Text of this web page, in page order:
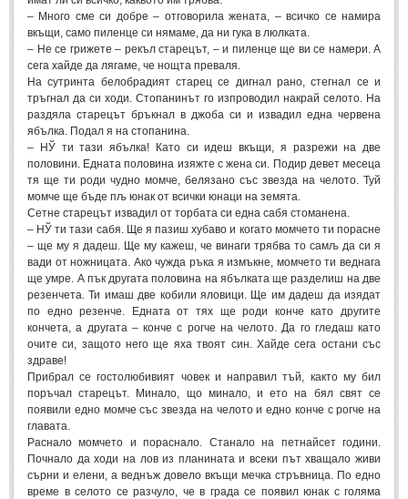
Автори на Басни
ПРИКАЗКИ
Автори на приказки
Приказки на народите
МИТОВЕ И ЛЕГЕНДИ
България
Гърция (1)
Италия
Персия (1)
Япония (1)
ПОЖЕЛАНИЯ
ПОЖЕЛАНИЯ
Рожден ден (4)
– Много сме си добре – отговорила жената, – всичко се намира
вкъщи, само пиленце си нямаме, да ни гука в люлката.
– Не се грижете – рекъл старецът, – и пиленце ще ви се намери. А
сега хайде да лягаме, че нощта преваля.
На сутринта белобрадият старец се дигнал рано, стегнал се и
тръгнал да си ходи. Стопанинът го изпроводил накрай селото. На
раздяла старецът бръкнал в джоба си и извадил една червена
ябълка. Подал я на стопанина.
– НЎ ти тази ябълка! Като си идеш вкъщи, я разрежи на две
половини. Едната половина изяжте с жена си. Подир девет месеца
тя ще ти роди чудно момче, белязано със звезда на челото. Туй
момче ще бъде пљ юнак от всички юнаци на земята.
Сетне старецът извадил от торбата си една сабя стоманена.
– НЎ ти тази сабя. Ще я пазиш хубаво и когато момчето ти порасне
– ще му я дадеш. Ще му кажеш, че винаги трябва то самљ да си я
вади от ножницата. Ако чужда ръка я измъкне, момчето ти веднага
ще умре. А пък другата половина на ябълката ще разделиш на две
резенчета. Ти имаш две кобили яловици. Ще им дадеш да изядат
по едно резенче. Едната от тях ще роди конче като другите
кончета, а другата – конче с рогче на челото. Да го гледаш като
очите си, защото него ще яха твоят син. Хайде сега остани със
здраве!
Прибрал се гостолюбивият човек и направил тъй, както му бил
поръчал старецът. Минало, що минало, и ето на бял свят се
появили едно момче със звезда на челото и едно конче с рогче на
главата.
Раснало момчето и пораснало. Станало на петнайсет години.
Почнало да ходи на лов из планината и всеки път хващало живи
сърни и елени, а веднъж довело вкъщи мечка стръвница. По едно
време в селото се разчуло, че в града се появил юнак с голяма